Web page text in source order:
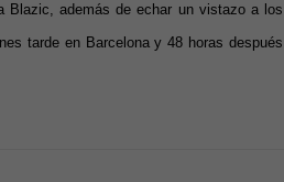
Blazic, además de echar un vistazo a los
tarde en Barcelona y 48 horas después